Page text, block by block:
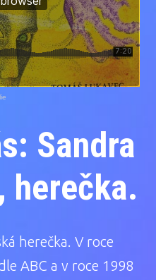
Sandra
herečka.
herečka. V roce
ABC a v roce 1998